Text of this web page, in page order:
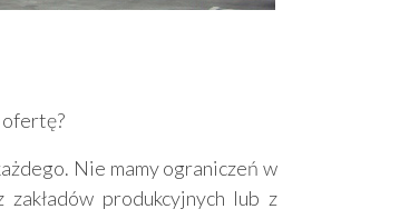
ofertę?
Nie mamy ograniczeń w
produkcyjnych lub z